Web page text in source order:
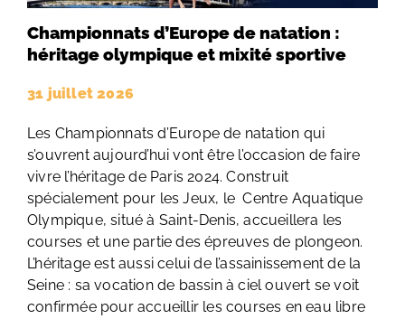
Championnats d’Europe de natation :
héritage olympique et mixité sportive
31 juillet 2026
Les Championnats d’Europe de natation qui
s’ouvrent aujourd’hui vont être l’occasion de faire
vivre l’héritage de Paris 2024. Construit
spécialement pour les Jeux, le Centre Aquatique
Olympique, situé à Saint-Denis, accueillera les
courses et une partie des épreuves de plongeon.
L’héritage est aussi celui de l’assainissement de la
Seine : sa vocation de bassin à ciel ouvert se voit
confirmée pour accueillir les courses en eau libre